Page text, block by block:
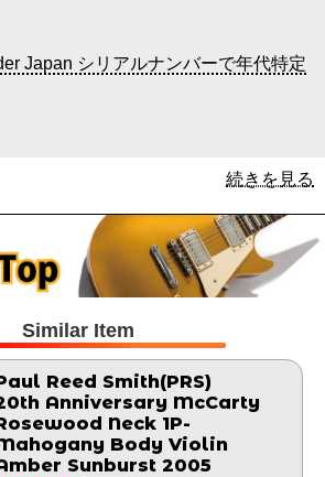
Japan シリアルナンバーで年代特定
続きを見る
Similar Item
Reed Smith(PRS)
Anniversary McCarty
Neck 1P-
Body Violin
Sunburst 2005